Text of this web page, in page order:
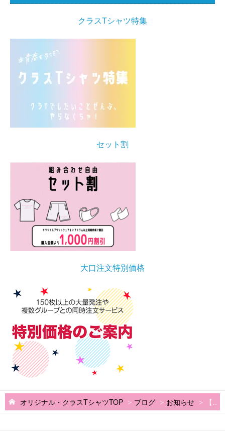
クラスTシャツ特集
セット割
大口注文特別価格
オリジナル・クラスTシャツTOP ブログ お知らせ 【9月更新】新型コロナウイルス感染症拡大に備えた在宅勤務（リモートワーク）実施のお知らせ